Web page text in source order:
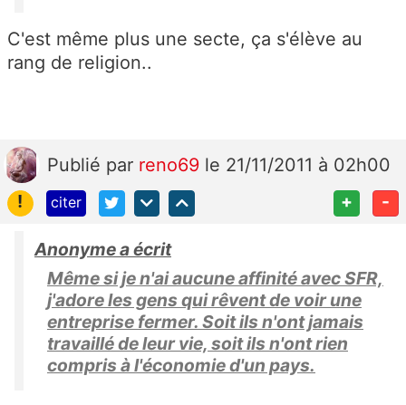
C'est même plus une secte, ça s'élève au
rang de religion..
Publié par reno69 le 21/11/2011 à 02h00
!
citer + -
Anonyme a écrit
Même si je n'ai aucune affinité avec SFR,
j'adore les gens qui rêvent de voir une
entreprise fermer. Soit ils n'ont jamais
travaillé de leur vie, soit ils n'ont rien
compris à l'économie d'un pays.